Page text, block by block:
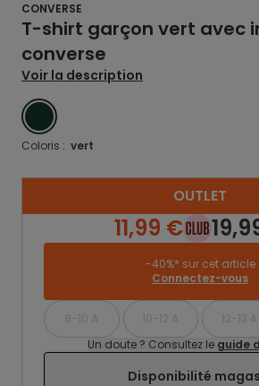
CONVERSE
T-shirt garçon vert avec
converse
Voir la description
VERT
Coloris : vert
OUTLET
11,99 €
-40%* sur cet article
Connectez-vous
8-10 A 10-12 A 12-13 A
Un doute ? Consultez le guide
Disponibilité